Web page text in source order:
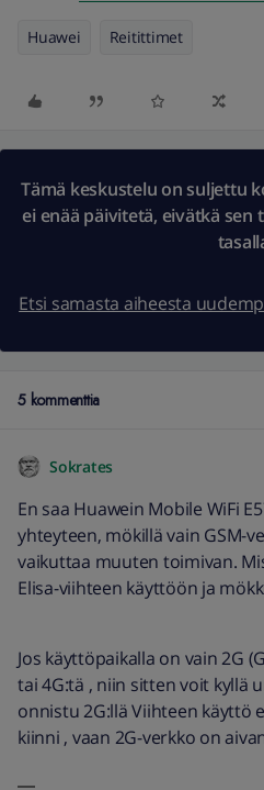
Huawei Reitittimet
Tämä keskustelu on suljettu
ei enää päivitetä, eivätkä
Etsi samasta aiheesta
5 kommenttia
Sokrates
En saa Huawein Mobile WiFi
yhteyteen, mökillä vain GSM-
vaikuttaa muuten toimivan.
Elisa-viihteen käyttöön ja
Jos käyttöpaikalla on vain 2G
tai 4G:tä , niin sitten voit kyllä
onnistu 2G:llä Viihteen käyttö
kiinni , vaan 2G-verkko on